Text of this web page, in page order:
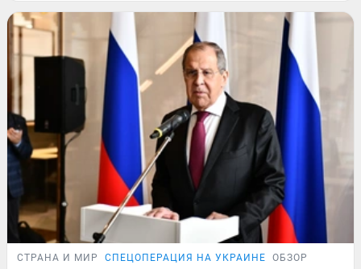
СТРАНА И МИР СПЕЦОПЕРАЦИЯ НА УКРАИНЕ ОБЗОР